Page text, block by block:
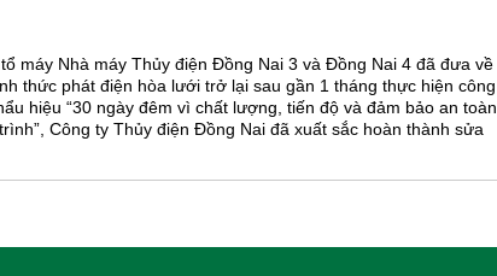
máy Nhà máy Thủy điện Đồng Nai 3 và Đồng Nai 4 đã đưa về
thức phát điện hòa lưới trở lại sau gần 1 tháng thực hiện công
hiệu “30 ngày đêm vì chất lượng, tiến độ và đảm bảo an toàn
Công ty Thủy điện Đồng Nai đã xuất sắc hoàn thành sửa